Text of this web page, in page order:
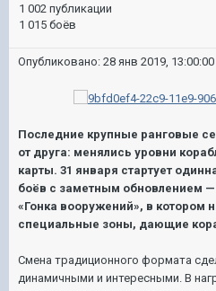
1 002 публикации
1 015 боёв
Опубликовано: 28 янв 2019, 13:00:00
Последние крупные ранговые
от друга: менялись уровни
карты. 31 января стартует
боёв с заметным обновлением
«Гонка вооружений», в котором
специальные зоны, дающие
Смена традиционного формата
динамичными и интересными. В